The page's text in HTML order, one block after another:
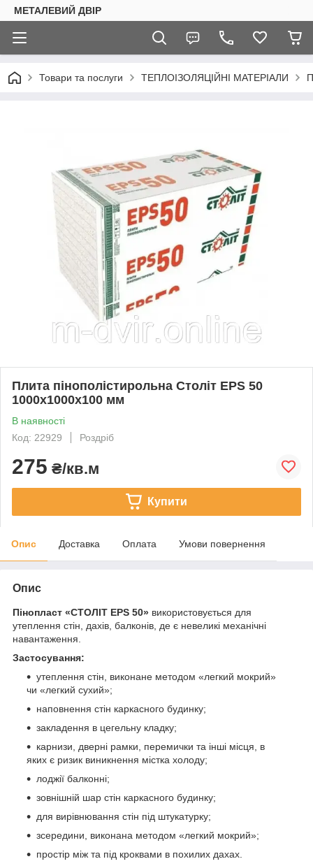
МЕТАЛЕВИЙ ДВІР
Товари та послуги ТЕПЛОІЗОЛЯЦІЙНІ МАТЕРІАЛИ
Плита пінополістирольна Століт EPS 50
1000х1000х100 мм
В наявності
Код: 22929
Роздріб
275 ₴/кв.м
Купити
Опис Доставка Оплата Умови повернення
Опис
Пінопласт «СТОЛІТ EPS 50» використовується для
утеплення стін, дахів, балконів, де є невеликі механічні
навантаження.
Застосування:
утеплення стін, виконане методом «легкий мокрий»
чи «легкий сухий»;
наповнення стін каркасного будинку;
закладення в цегельну кладку;
карнизи, дверні рамки, перемички та інші місця, в
яких є ризик виникнення містка холоду;
лоджії балконні;
зовнішній шар стін каркасного будинку;
для вирівнювання стін під штукатурку;
зсередини, виконана методом «легкий мокрий»;
простір між та під кроквами в похилих дахах.